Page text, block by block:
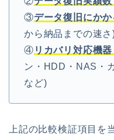
③データ復旧にか
から納品までの速さ
④ リカバリ対応機
ン・HDD・NAS・
など)
上記の比較検証項目を